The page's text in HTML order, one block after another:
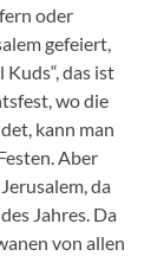
oder
gefeiert,
das ist
wo die
kann man
Aber
da
Jahres. Da
von allen